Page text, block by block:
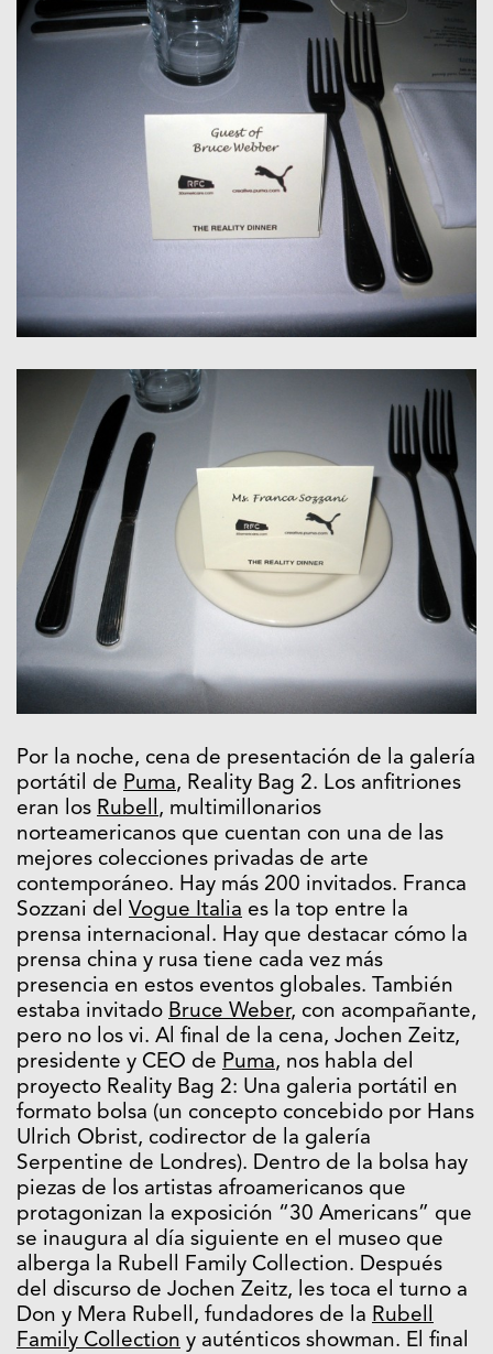
Por la noche, cena de presentación de la galería
portátil de Puma, Reality Bag 2. Los anfitriones
eran los Rubell, multimillonarios
norteamericanos que cuentan con una de las
mejores colecciones privadas de arte
contemporáneo. Hay más 200 invitados. Franca
Sozzani del Vogue Italia es la top entre la
prensa internacional. Hay que destacar cómo la
prensa china y rusa tiene cada vez más
presencia en estos eventos globales. También
estaba invitado Bruce Weber, con acompañante,
pero no los vi. Al final de la cena, Jochen Zeitz,
presidente y CEO de Puma, nos habla del
proyecto Reality Bag 2: Una galeria portátil en
formato bolsa (un concepto concebido por Hans
Ulrich Obrist, codirector de la galería
Serpentine de Londres). Dentro de la bolsa hay
piezas de los artistas afroamericanos que
protagonizan la exposición “30 Americans” que
se inaugura al día siguiente en el museo que
alberga la Rubell Family Collection. Después
del discurso de Jochen Zeitz, les toca el turno a
Don y Mera Rubell, fundadores de la Rubell
Family Collection y auténticos showman. El final